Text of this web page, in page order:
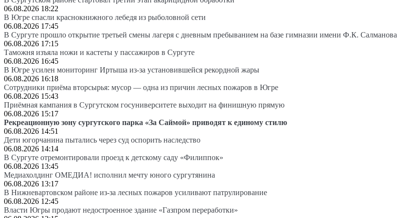
06.08.2026 18:22
В Югре спасли краснокнижного лебедя из рыболовной сети
06.08.2026 17:45
В Сургуте прошло открытие третьей смены лагеря с дневным пребыванием на базе гимназии имени Ф.К. Салманова
06.08.2026 17:15
Таможня изъяла ножи и кастеты у пассажиров в Сургуте
06.08.2026 16:45
В Югре усилен мониторинг Иртыша из-за установившейся рекордной жары
06.08.2026 16:18
Сотрудники приёма вторсырья: мусор — одна из причин лесных пожаров в Югре
06.08.2026 15:43
Приёмная кампания в Сургутском госуниверситете выходит на финишную прямую
06.08.2026 15:17
Рекреационную зону сургутского парка «За Саймой» приводят к единому стилю
06.08.2026 14:51
Дети югорчанина пытались через суд оспорить наследство
06.08.2026 14:14
В Сургуте отремонтировали проезд к детскому саду «Филиппок»
06.08.2026 13:45
Медиахолдинг ОМЕДИА! исполнил мечту юного сургутянина
06.08.2026 13:17
В Нижневартовском районе из-за лесных пожаров усиливают патрулирование
06.08.2026 12:45
Власти Югры продают недостроенное здание «Газпром переработки»